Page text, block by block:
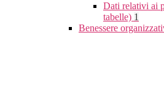
Dati relativi ai
tabelle) 1
Benessere